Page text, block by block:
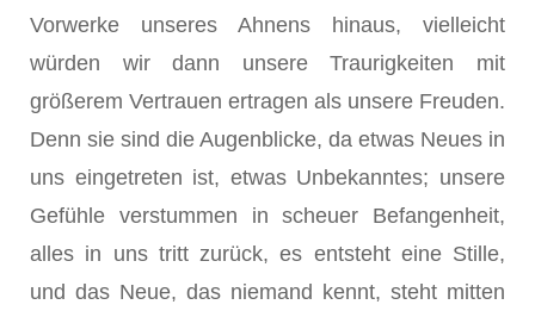
Vorwerke unseres Ahnens hinaus, vielleicht
würden wir dann unsere Traurigkeiten mit
größerem Vertrauen ertragen als unsere Freuden.
Denn sie sind die Augenblicke, da etwas Neues in
uns eingetreten ist, etwas Unbekanntes; unsere
Gefühle verstummen in scheuer Befangenheit,
alles in uns tritt zurück, es entsteht eine Stille,
und das Neue, das niemand kennt, steht mitten